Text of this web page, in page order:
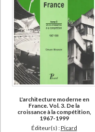
L'architecture moderne en
France. Vol. 3. De la
croissance à la compétition,
1967-1999
Éditeur(s) :Picard